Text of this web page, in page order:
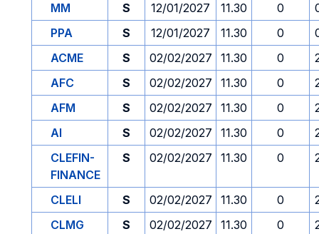
MM
S 12/01/2027 11.30 0
PPA
S 12/01/2027 11.30 0
ACME
S 02/02/2027 11.30 0
AFC
S 02/02/2027 11.30 0
AFM
S 02/02/2027 11.30 0
AI
S 02/02/2027 11.30 0
CLEFIN-
FINANCE
S 02/02/2027 11.30 0
CLELI S 02/02/2027 11.30 0
CLMG
S 02/02/2027 11.30 0